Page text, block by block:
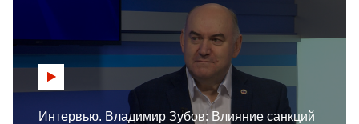
Интервью. Владимир Зубов: Влияние санкций